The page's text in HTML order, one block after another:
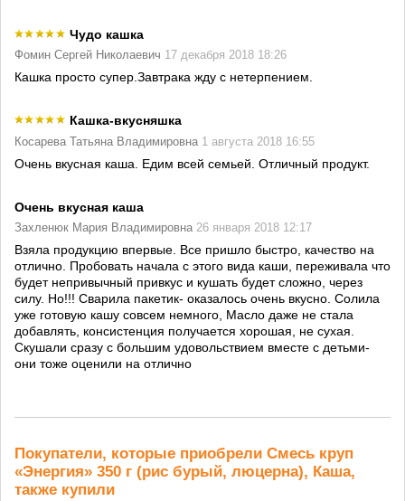
Чудо кашка
Фомин Сергей Николаевич 17 декабря 2018 18:26
Кашка просто супер.Завтрака жду с нетерпением.
Кашка-вкусняшка
Косарева Татьяна Владимировна 1 августа 2018 16:55
Очень вкусная каша. Едим всей семьей. Отличный продукт.
Очень вкусная каша
Захленюк Мария Владимировна 26 января 2018 12:17
Взяла продукцию впервые. Все пришло быстро, качество на
отлично. Пробовать начала с этого вида каши, переживала что
будет непривычный привкус и кушать будет сложно, через
силу. Но!!! Сварила пакетик- оказалось очень вкусно. Солила
уже готовую кашу совсем немного, Масло даже не стала
добавлять, консистенция получается хорошая, не сухая.
Скушали сразу с большим удовольствием вместе с детьми-
они тоже оценили на отлично
Покупатели, которые приобрели Смесь круп
«Энергия» 350 г (рис бурый, люцерна), Каша,
также купили